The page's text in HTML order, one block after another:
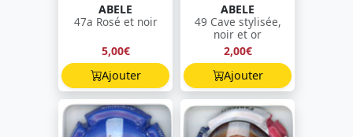
ABELE
47a Rosé et noir
5,00€
Ajouter
ABELE
49 Cave stylisée,
noir et or
2,00€
Ajouter